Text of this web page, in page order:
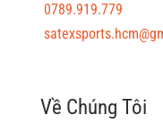
0789.919.779
Về Chúng Tôi